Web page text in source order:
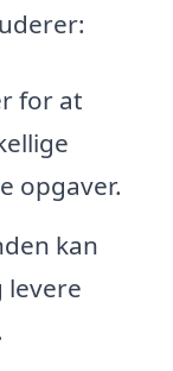
for at
opgaver.
kan
levere